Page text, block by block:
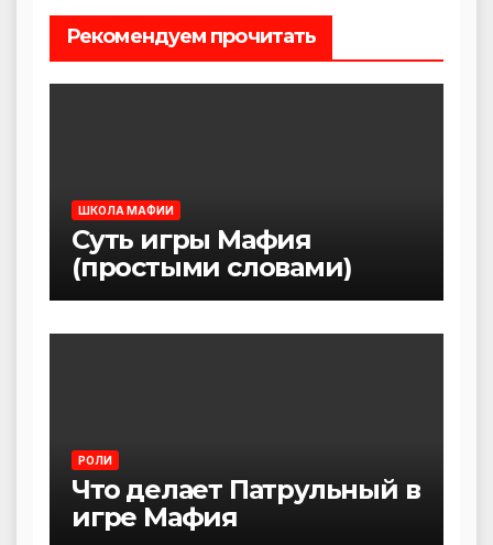
Рекомендуем прочитать
ШКОЛА МАФИИ
Суть игры Мафия
(простыми словами)
РОЛИ
Что делает Патрульный в
игре Мафия